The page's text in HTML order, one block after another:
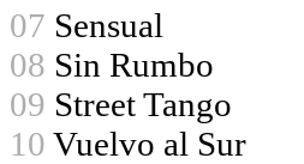
07 Sensual
08 Sin Rumbo
09 Street Tango
10 Vuelvo al Sur